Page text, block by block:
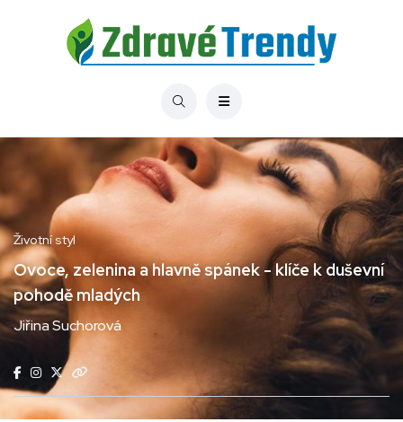
Životní styl
Ovoce, zelenina a hlavně spánek - klíče k duševní
pohodě mladých
Jiřina Suchorová